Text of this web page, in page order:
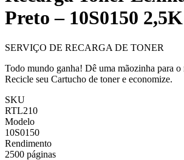
Preto – 10S0150 2,5K
SERVIÇO DE RECARGA DE TONER
Todo mundo ganha! Dê uma mãozinha para o
Recicle seu Cartucho de toner e economize.
SKU
RTL210
Modelo
10S0150
Rendimento
2500 páginas